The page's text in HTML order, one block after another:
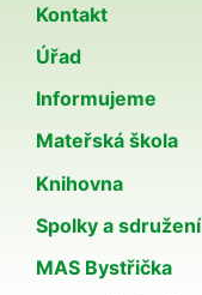
Kontakt
Úřad
Informujeme
Mateřská škola
Knihovna
Spolky a sdružení
MAS Bystřička